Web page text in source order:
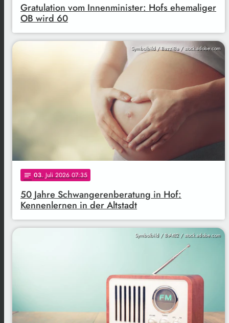
Gratulation vom Innenminister: Hofs ehemaliger
OB wird 60
Symbolbild / BazziBa / stock.adobe.com
notes 03. Juli 2026 07:35
50 Jahre Schwangerenberatung in Hof:
Kennenlernen in der Altstadt
Symbolbild / BrAt82 / stock.adobe.com